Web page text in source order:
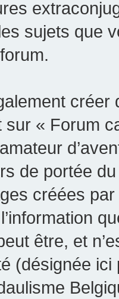
sujets que
sur « Forum
de portée
créées
être, et
(désignée